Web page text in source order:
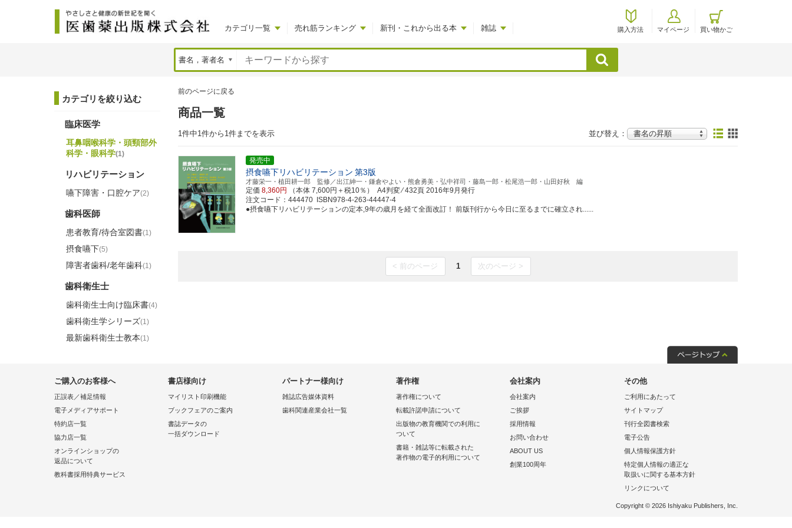
カテゴリ一覧 売れ筋ランキング 新刊・これから出る本 雑誌 購入方法 マイページ 買い物かご
検索
前のページに戻る
商品一覧
1件中1件から1件までを表示 並び替え：
発売中
摂食嚥下リハビリテーション 第3版
才藤栄一・植田耕一郎 監修／出江紳一・鎌倉やよい・熊倉勇美・弘中祥司・藤島一郎・松尾浩一郎・山田好秋 編
定価 8,360円 （本体 7,600円＋税10％） A4判変 ⁄ 432頁 2016年9月発行
注文コード：444470 ISBN978-4-263-44447-4
●摂食嚥下リハビリテーションの定本,9年の歳月を経て全面改訂！ 前版刊行から今日に至るまでに確立され......
< 前のページ 1 次のページ >
カテゴリを絞り込む
臨床医学
耳鼻咽喉科学・頭頸部外
科学・眼科学(1)
リハビリテーション
嚥下障害・口腔ケア(2)
歯科医師
患者教育/待合室図書(1)
摂食嚥下(5)
障害者歯科/老年歯科(1)
歯科衛生士
歯科衛生士向け臨床書(4)
歯科衛生学シリーズ(1)
最新歯科衛生士教本(1)
ご購入のお客様へ
正誤表／補足情報
電子メディアサポート
特約店一覧
協力店一覧
オンラインショップの
返品について
教科書採用特典サービス
書店様向け
マイリスト印刷機能
ブックフェアのご案内
書誌データの
一括ダウンロード
パートナー様向け
雑誌広告媒体資料
歯科関連産業会社一覧
著作権
著作権について
転載許諾申請について
出版物の教育機関での利用に
ついて
書籍・雑誌等に転載された
著作物の電子的利用について
会社案内
会社案内
ご挨拶
採用情報
お問い合わせ
ABOUT US
創業100周年
その他
ご利用にあたって
サイトマップ
刊行全図書検索
電子公告
個人情報保護方針
特定個人情報の適正な
取扱いに関する基本方針
リンクについて
Copyright © 2026 Ishiyaku Publishers, Inc.